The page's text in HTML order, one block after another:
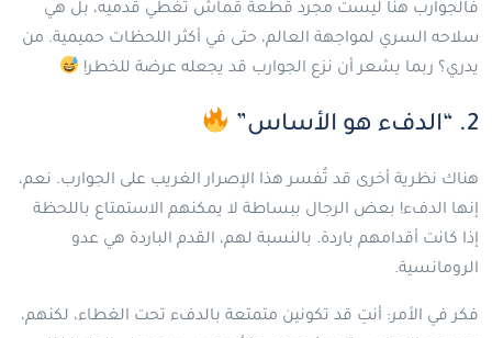
فالجوارب هنا ليست مجرد قطعة قماش تغطي قدميه، بل هي
سلاحه السري لمواجهة العالم، حتى في أكثر اللحظات حميمية. من
يدري؟ ربما يشعر أن نزع الجوارب قد يجعله عرضة للخطر!
2. “الدفء هو الأساس”
هناك نظرية أخرى قد تُفسر هذا الإصرار الغريب على الجوارب. نعم،
إنها الدفء! بعض الرجال ببساطة لا يمكنهم الاستمتاع باللحظة
إذا كانت أقدامهم باردة. بالنسبة لهم، القدم الباردة هي عدو
الرومانسية.
فكر في الأمر: أنتِ قد تكونين متمتعة بالدفء تحت الغطاء، لكنهم،